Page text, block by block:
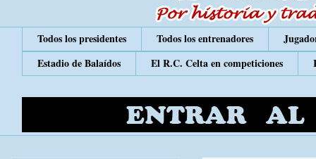
Todos los presidentes Todos los entrenadores
Estadio de Balaídos
El R.C. Celta en competiciones